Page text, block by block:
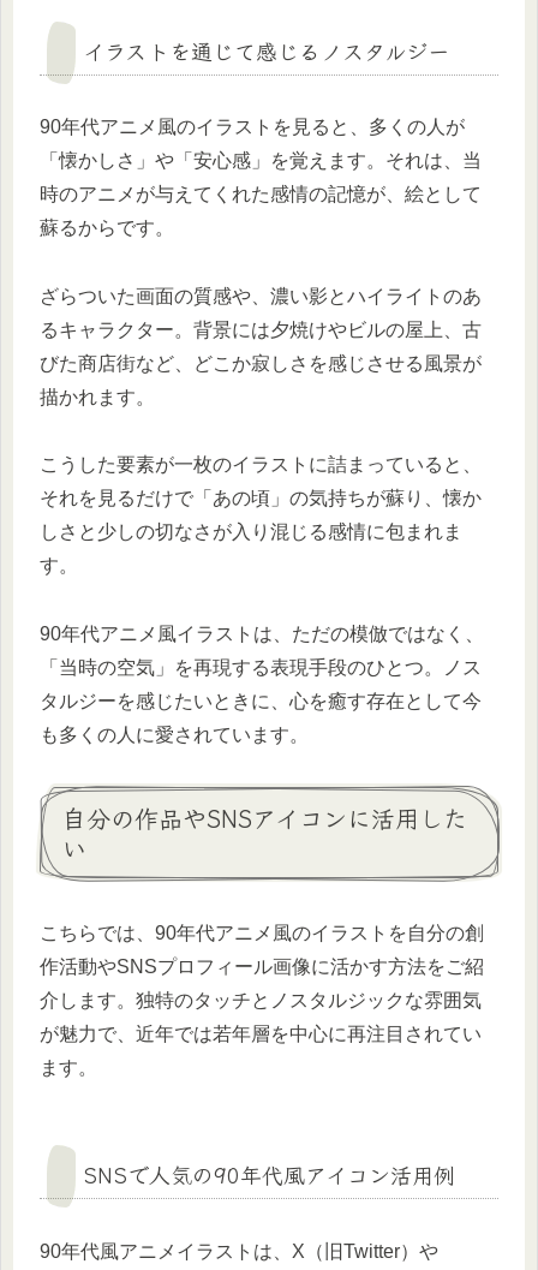
イラストを通じて感じるノスタルジー
90年代アニメ風のイラストを見ると、多くの人が
「懐かしさ」や「安心感」を覚えます。それは、当
時のアニメが与えてくれた感情の記憶が、絵として
蘇るからです。
ざらついた画面の質感や、濃い影とハイライトのあ
るキャラクター。背景には夕焼けやビルの屋上、古
びた商店街など、どこか寂しさを感じさせる風景が
描かれます。
こうした要素が一枚のイラストに詰まっていると、
それを見るだけで「あの頃」の気持ちが蘇り、懐か
しさと少しの切なさが入り混じる感情に包まれま
す。
90年代アニメ風イラストは、ただの模倣ではなく、
「当時の空気」を再現する表現手段のひとつ。ノス
タルジーを感じたいときに、心を癒す存在として今
も多くの人に愛されています。
自分の作品やSNSアイコンに活用した
い
こちらでは、90年代アニメ風のイラストを自分の創
作活動やSNSプロフィール画像に活かす方法をご紹
介します。独特のタッチとノスタルジックな雰囲気
が魅力で、近年では若年層を中心に再注目されてい
ます。
SNSで人気の90年代風アイコン活用例
90年代風アニメイラストは、X（旧Twitter）や